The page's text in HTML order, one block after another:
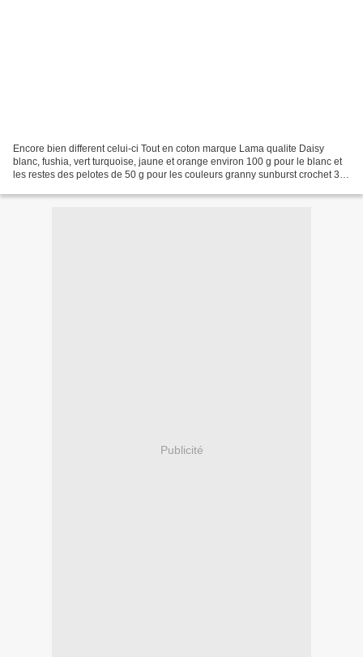
Encore bien different celui-ci Tout en coton marque Lama qualite Daisy
blanc, fushia, vert turquoise, jaune et orange environ 100 g pour le blanc et
les restes des pelotes de 50 g pour les couleurs granny sunburst crochet 3,5
Publicité